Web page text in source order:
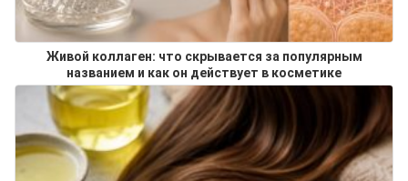
Живой коллаген: что скрывается за популярным
названием и как он действует в косметике